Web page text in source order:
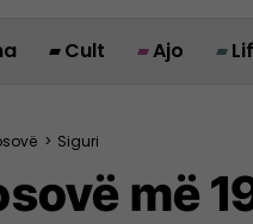
Cult Ajo
> Siguri
më